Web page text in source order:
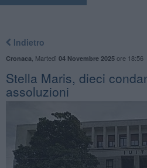
Indietro
Cronaca Martedì 04 Novembre 2025ore 18:56
​Stella Maris, dieci
assoluzioni